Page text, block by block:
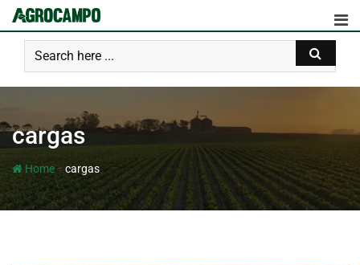
cargas
Home- cargas